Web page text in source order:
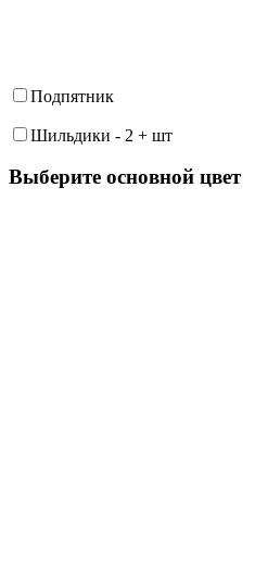
Подпятник
Шильдики - 2 + шт
Выберите oсновной цвет